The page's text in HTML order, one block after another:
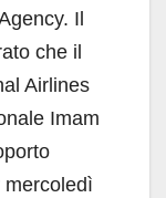
Il
che il
Airlines
Imam
mercoledì